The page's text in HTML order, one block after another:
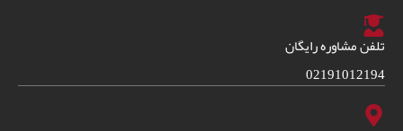
تلفن مشاوره رایگان
02191012194